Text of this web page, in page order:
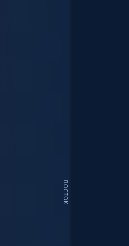
ВОСТОК